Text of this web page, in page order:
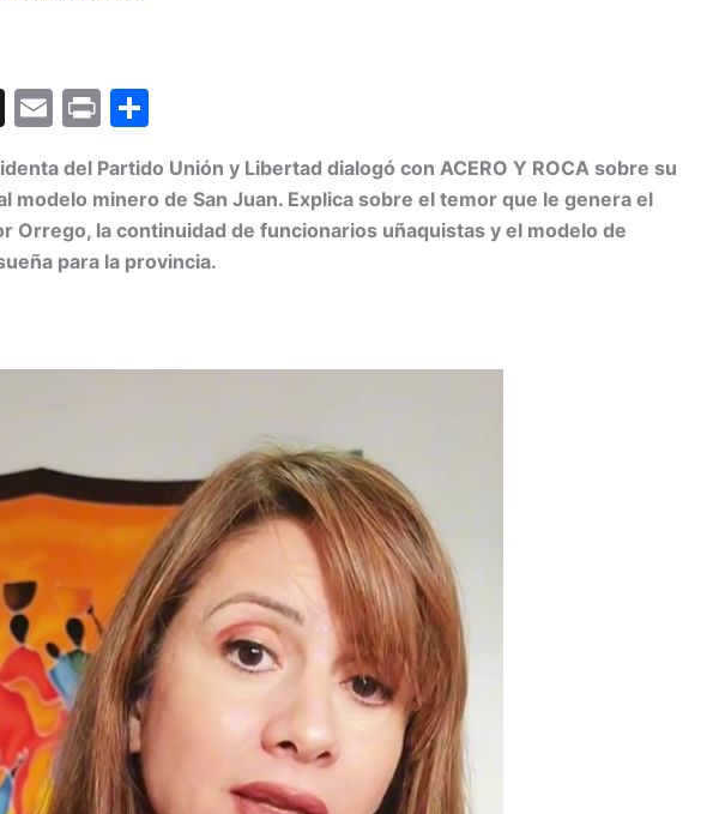
X
E
ai
l
Pr
t
m
p
ar
del Partido Unión y Libertad dialogó con ACERO Y ROCA sobre su
modelo minero de San Juan. Explica sobre el temor que le genera el
Orrego, la continuidad de funcionarios uñaquistas y el modelo de
para la provincia.